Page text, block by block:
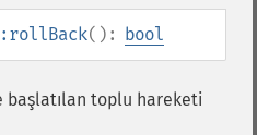
(): bool
başlatılan toplu hareketi